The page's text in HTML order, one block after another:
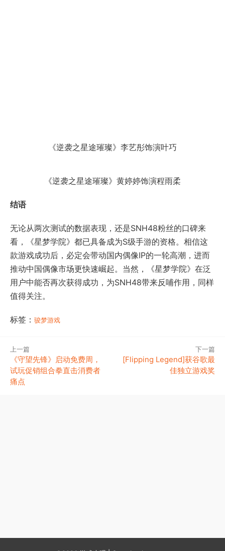
《逆袭之星途璀璨》李艺彤饰演叶巧
《逆袭之星途璀璨》黄婷婷饰演程雨柔
结语
无论从两次测试的数据表现，还是SNH48粉丝的口碑来
看，《星梦学院》都已具备成为S级手游的资格。相信这
款游戏成功后，必定会带动国内偶像IP的一轮高潮，进而
推动中国偶像市场更快速崛起。当然，《星梦学院》在泛
用户中能否再次获得成功，为SNH48带来反哺作用，同样
值得关注。
标签： 骏梦游戏
上一篇
《守望先锋》启动免费周，
试玩促销组合拳直击消费者
痛点
下一篇
[Flipping Legend]获谷歌最
佳独立游戏奖